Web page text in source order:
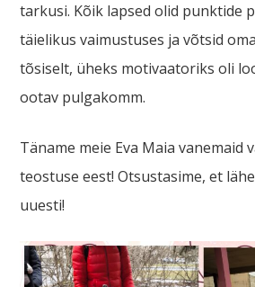
tarkusi. Kõik lapsed olid punktide
täielikus vaimustuses ja võtsid
tõsiselt, üheks motivaatoriks oli
ootav pulgakomm.
Täname meie Eva Maia vanemaid
teostuse eest! Otsustasime, et
uuesti!